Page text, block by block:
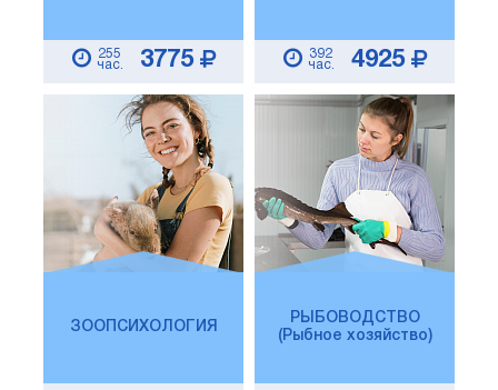
255
час.
3775
392
час.
4925
ЗООПСИХОЛОГИЯ
РЫБОВОДСТВО
(Рыбное хозяйство)